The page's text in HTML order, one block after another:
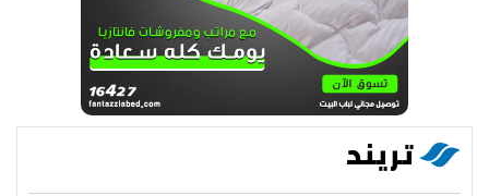
تريند